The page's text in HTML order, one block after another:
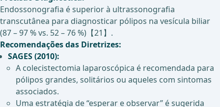
Endossonografia é superior à ultrassonografia
transcutânea para diagnosticar pólipos na vesícula biliar
(87 – 97 % vs. 52 – 76 %)【21】.
Recomendações das Diretrizes:
SAGES (2010):
A colecistectomia laparoscópica é recomendada para
pólipos grandes, solitários ou aqueles com sintomas
associados.
Uma estratégia de “esperar e observar” é sugerida